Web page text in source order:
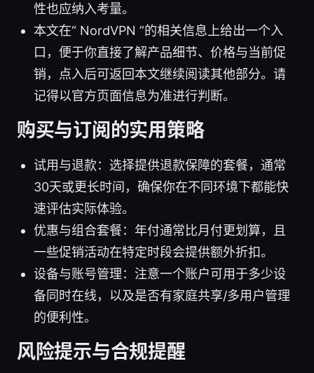
性也应纳入考量。
本文在“ NordVPN ”的相关信息上给出一个入
口，便于你直接了解产品细节、价格与当前促
销，点入后可返回本文继续阅读其他部分。请
记得以官方页面信息为准进行判断。
购买与订阅的实用策略
试用与退款：选择提供退款保障的套餐，通常
30天或更长时间，确保你在不同环境下都能快
速评估实际体验。
优惠与组合套餐：年付通常比月付更划算，且
一些促销活动在特定时段会提供额外折扣。
设备与账号管理：注意一个账户可用于多少设
备同时在线，以及是否有家庭共享/多用户管理
的便利性。
风险提示与合规提醒